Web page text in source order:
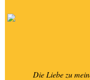
Die Liebe zu